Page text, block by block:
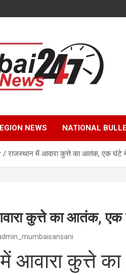
news around the World.
NEWS NATIONAL
राजस्थान में आवारा कुत्ते का आतंक, एक घंटे
कुत्ते का आतंक,
में आवारा कुत्ते